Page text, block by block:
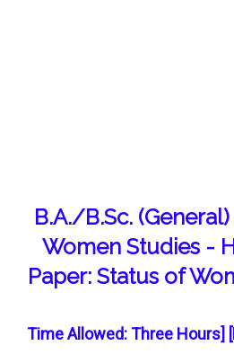
B.A./B.Sc.
Women Studies -
Paper: Status of
Time Allowed: Three Hours]